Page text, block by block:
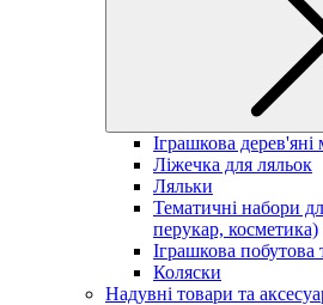
Іграшкова дерев'яні
Ліжечка для ляльок
Ляльки
Тематичні набори
перукар, косметика)
Іграшкова побутова
Коляски
Надувні товари та